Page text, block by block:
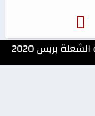
بريس 2020